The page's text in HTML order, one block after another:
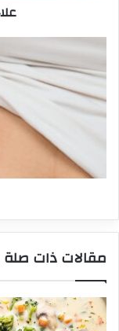
مقالات ذات صلة